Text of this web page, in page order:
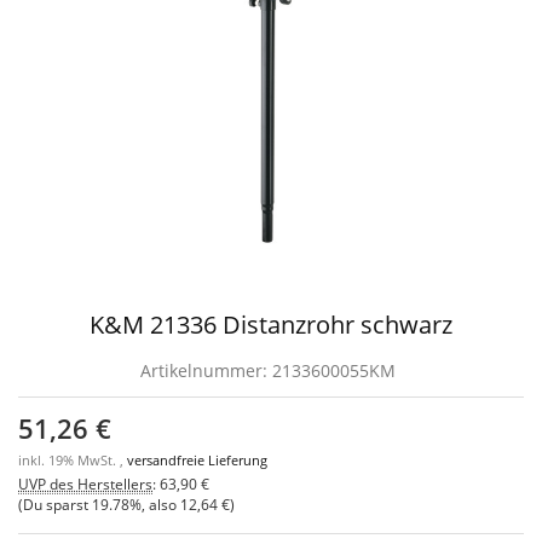
K&M 21336 Distanzrohr schwarz
Artikelnummer: 2133600055KM
51,26 €
inkl. 19% MwSt. , versandfreie Lieferung
UVP des Herstellers:63,90 €
(Du sparst 19.78% , also 12,64 €)